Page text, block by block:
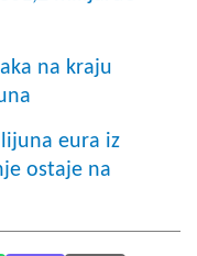
na kraju
eura iz
ostaje na